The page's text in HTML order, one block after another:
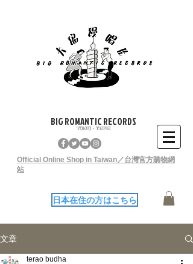
BIG ROMANTIC RECORDS
TOKYO - TAIPEI
Official Online Shop in Taiwan／台灣官方購物網
站
日本在住の方はこちら
文章
terao budha